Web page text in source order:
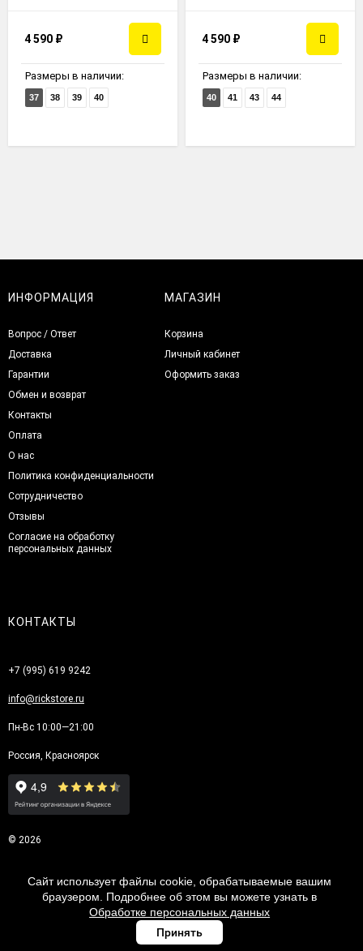
4 590 ₽
Размеры в наличии:
37 38 39 40
4 590 ₽
Размеры в наличии:
40 41 43 44
ИНФОРМАЦИЯ
Вопрос / Ответ
Доставка
Гарантии
Обмен и возврат
Контакты
Оплата
О нас
Политика конфиденциальности
Сотрудничество
Отзывы
Согласие на обработку
персональных данных
МАГАЗИН
Корзина
Личный кабинет
Оформить заказ
КОНТАКТЫ
+7 (995) 619 9242
info@rickstore.ru
Пн-Вс 10:00—21:00
Россия, Красноярск
© 2026
Сайт использует файлы cookie, обрабатываемые вашим
браузером. Подробнее об этом вы можете узнать в
Обработке персональных данных
Принять